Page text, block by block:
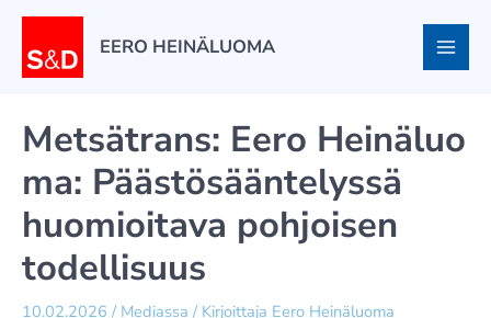
Siirry
EERO HEINÄLUOMA
Metsätrans: Eero Heinäluo
ma: Päästösääntelyssä
huomioitava pohjoisen
todellisuus
10.02.2026 / Mediassa / Kirjoittaja Eero Heinäluoma